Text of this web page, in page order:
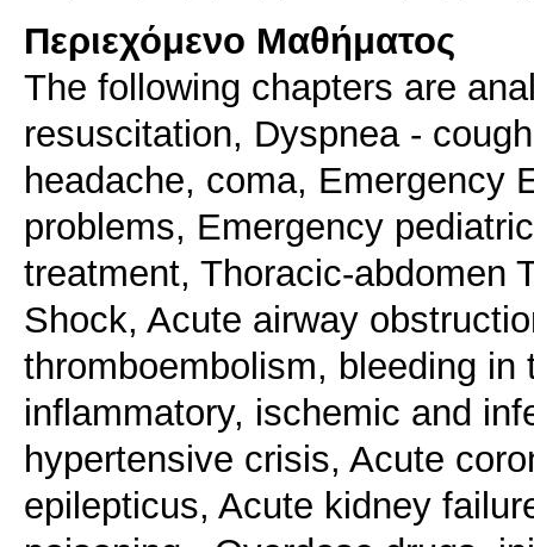
Περιεχόμενο Μαθήματος
The following chapters are
resuscitation, Dyspnea -
headache, coma, Emergency
problems, Emergency
treatment, Thoracic-abdomen
Shock, Acute airway
thromboembolism, bleeding
inflammatory, ischemic and
hypertensive crisis, Acute
epilepticus, Acute kidney